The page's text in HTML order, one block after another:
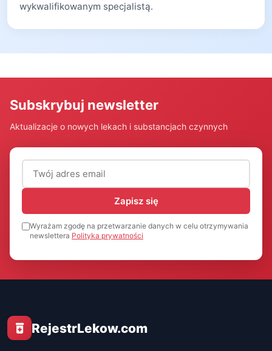
wykwalifikowanym specjalistą.
Subskrybuj newsletter
Aktualizacje o nowych lekach i substancjach czynnych
Adres email (wymagany)
Zapisz się
Wyrażam zgodę na przetwarzanie danych w celu otrzymywania
newslettera Polityka prywatności
RejestrLekow.com